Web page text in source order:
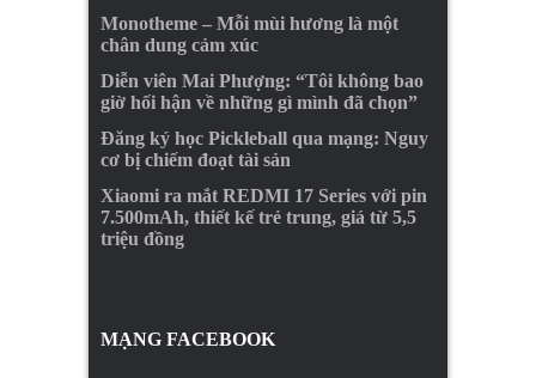
Monotheme – Mỗi mùi hương là một
chân dung cảm xúc
Diễn viên Mai Phượng: “Tôi không bao
giờ hối hận về những gì mình đã chọn”
Đăng ký học Pickleball qua mạng: Nguy
cơ bị chiếm đoạt tài sản
Xiaomi ra mắt REDMI 17 Series với pin
7.500mAh, thiết kế trẻ trung, giá từ 5,5
triệu đồng
MẠNG FACEBOOK